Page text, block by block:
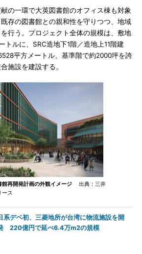
の一環で大英図書館のオフィス棟も対象
存の図書館との親和性を守りつつ、地域
行う。プロジェクト全体の規模は、敷地
トルに、SRC造地下1階／造地上11階建
平方メートル、基準階で約2000坪を誇
施設を建設する。
館再開発計画の外観イメージ
出典：三井
ース
系デベ初、三菱地所が台湾に物流施設を開
220億円で延べ6.4万m2の規模